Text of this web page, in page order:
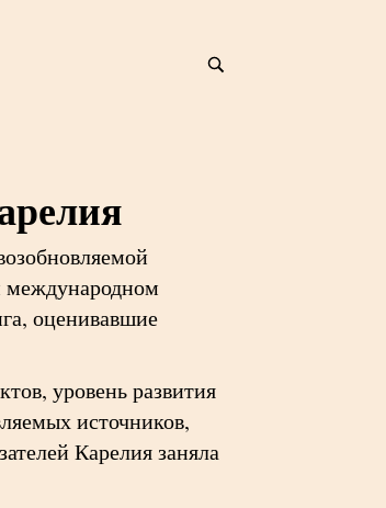
международном
оценивавшие
уровень развития
источников,
Карелия заняла